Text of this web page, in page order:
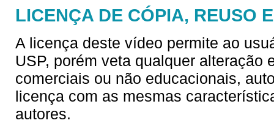
LICENÇA DE CÓPIA, REUSO
A licença deste vídeo permite ao
USP, porém veta qualquer alteração
comerciais ou não educacionais,
licença com as mesmas
autores.